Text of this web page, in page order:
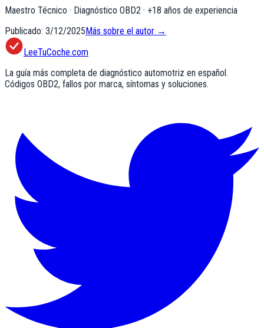
Maestro Técnico · Diagnóstico OBD2 · +18 años de experiencia
Publicado: 3/12/2025Más sobre el autor →
LeeTuCoche.com
La guía más completa de diagnóstico automotriz en español.
Códigos OBD2, fallos por marca, síntomas y soluciones.